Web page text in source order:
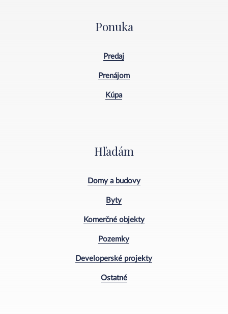
Ponuka
Predaj
Prenájom
Kúpa
Hľadám
Domy a budovy
Byty
Komerčné objekty
Pozemky
Developerské projekty
Ostatné